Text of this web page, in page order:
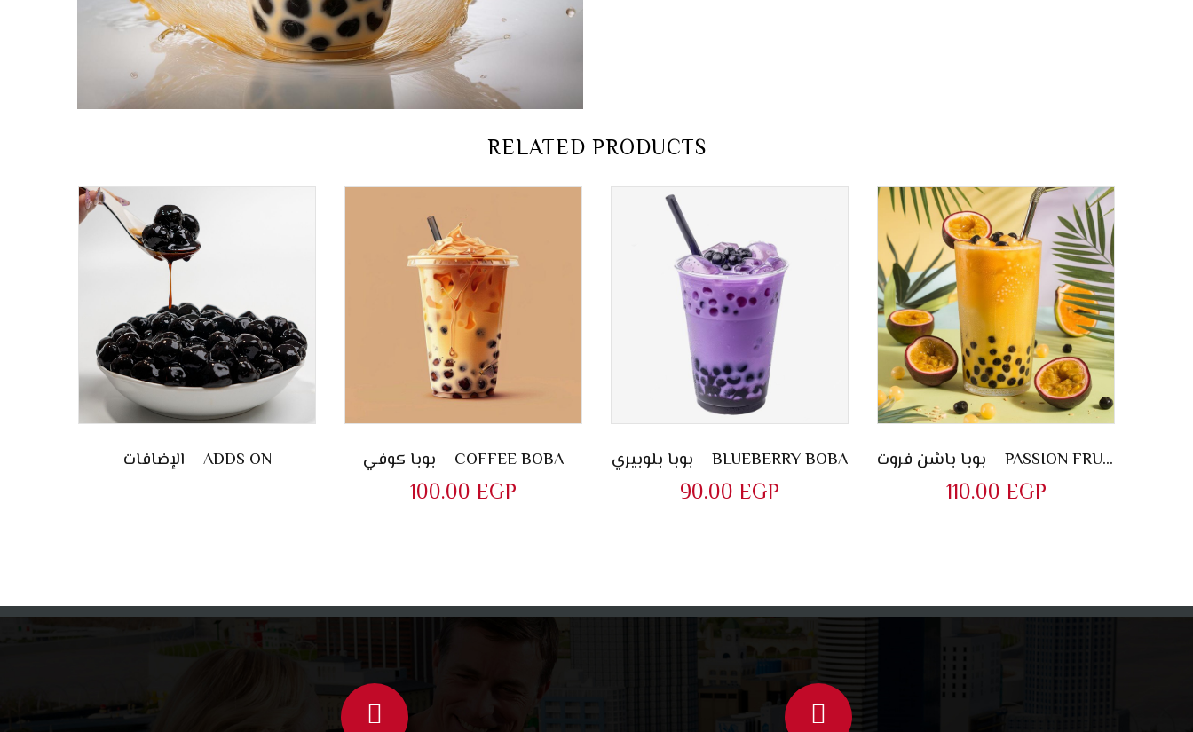
RELATED PRODUCTS
الإضافات – ADDS ON بوبا كوفي – COFFEE BOBA
100.00 EGP
بوبا بلوبيري – BLUEBERRY BOBA
90.00 EGP
بوبا باشن فروت – PASSION FRUIT BOBA
110.00 EGP